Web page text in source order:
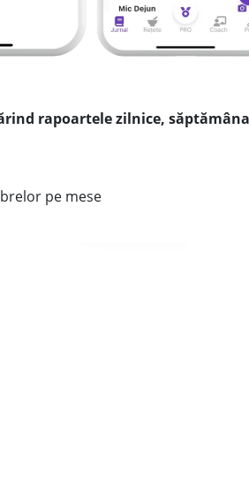
rapoartele zilnice,
pe mese